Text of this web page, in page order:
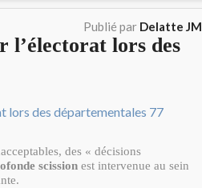
Publié par Delatte JM
l’électorat lors des
des « décisions
scission est intervenue au sein